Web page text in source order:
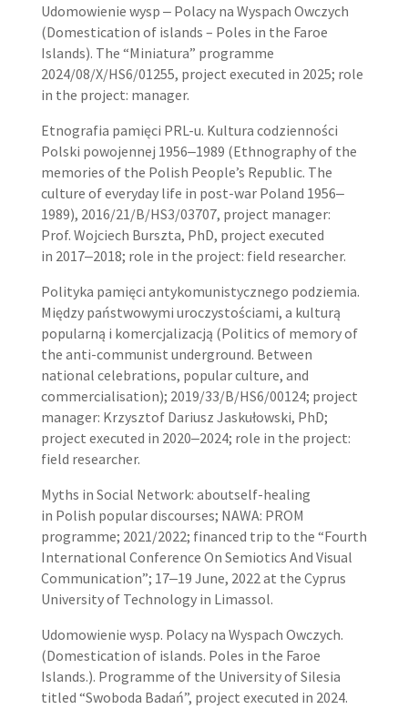
Udomowienie wysp ‒ Polacy na Wyspach Owczych
(Domestication of islands – Poles in the Faroe
Islands). The “Miniatura” programme
2024/08/X/HS6/01255, project executed in 2025; role
in the project: manager.
Etnografia pamięci PRL-u. Kultura codzienności
Polski powojennej 1956‒1989 (Ethnography of the
memories of the Polish People’s Republic. The
culture of everyday life in post-war Poland 1956‒
1989), 2016/21/B/HS3/03707, project manager:
Prof. Wojciech Burszta, PhD, project executed
in 2017‒2018; role in the project: field researcher.
Polityka pamięci antykomunistycznego podziemia.
Między państwowymi uroczystościami, a kulturą
popularną i komercjalizacją (Politics of memory of
the anti-communist underground. Between
national celebrations, popular culture, and
commercialisation); 2019/33/B/HS6/00124; project
manager: Krzysztof Dariusz Jaskułowski, PhD;
project executed in 2020‒2024; role in the project:
field researcher.
Myths in Social Network: aboutself-healing
in Polish popular discourses; NAWA: PROM
programme; 2021/2022; financed trip to the “Fourth
International Conference On Semiotics And Visual
Communication”; 17‒19 June, 2022 at the Cyprus
University of Technology in Limassol.
Udomowienie wysp. Polacy na Wyspach Owczych.
(Domestication of islands. Poles in the Faroe
Islands.). Programme of the University of Silesia
titled “Swoboda Badań”, project executed in 2024.